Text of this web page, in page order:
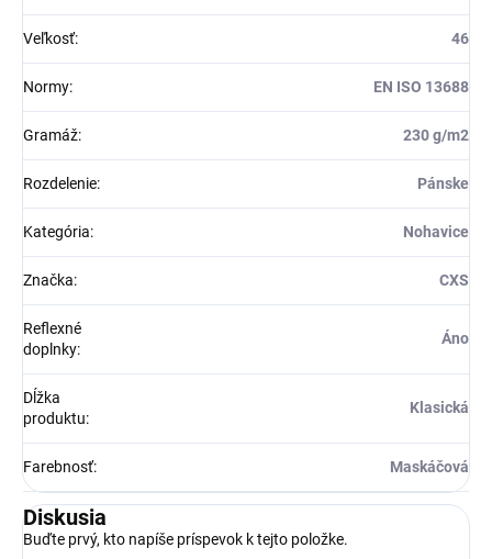
Veľkosť: 46
Normy: EN ISO 13688
Gramáž: 230 g/m2
Rozdelenie: Pánske
Kategória: Nohavice
Značka: CXS
Reflexné
doplnky:
Áno
Dĺžka
produktu:
Klasická
Farebnosť: Maskáčová
Diskusia
Buďte prvý, kto napíše príspevok k tejto položke.